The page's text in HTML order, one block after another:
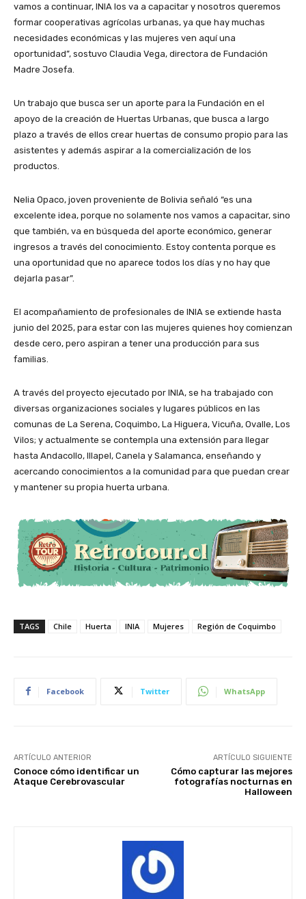
vamos a continuar, INIA los va a capacitar y nosotros queremos
formar cooperativas agrícolas urbanas, ya que hay muchas
necesidades económicas y las mujeres ven aquí una
oportunidad”, sostuvo Claudia Vega, directora de Fundación
Madre Josefa.
Un trabajo que busca ser un aporte para la Fundación en el
apoyo de la creación de Huertas Urbanas, que busca a largo
plazo a través de ellos crear huertas de consumo propio para las
asistentes y además aspirar a la comercialización de los
productos.
Nelia Opaco, joven proveniente de Bolivia señaló “es una
excelente idea, porque no solamente nos vamos a capacitar, sino
que también, va en búsqueda del aporte económico, generar
ingresos a través del conocimiento. Estoy contenta porque es
una oportunidad que no aparece todos los días y no hay que
dejarla pasar”.
El acompañamiento de profesionales de INIA se extiende hasta
junio del 2025, para estar con las mujeres quienes hoy comienzan
desde cero, pero aspiran a tener una producción para sus
familias.
A través del proyecto ejecutado por INIA, se ha trabajado con
diversas organizaciones sociales y lugares públicos en las
comunas de La Serena, Coquimbo, La Higuera, Vicuña, Ovalle, Los
Vilos; y actualmente se contempla una extensión para llegar
hasta Andacollo, Illapel, Canela y Salamanca, enseñando y
acercando conocimientos a la comunidad para que puedan crear
y mantener su propia huerta urbana.
TAGS Chile Huerta INIA Mujeres Región de Coquimbo
Facebook Twitter WhatsApp
ARTÍCULO ANTERIOR
Conoce cómo identificar un
Ataque Cerebrovascular
ARTÍCULO SIGUIENTE
Cómo capturar las mejores
fotografías nocturnas en
Halloween